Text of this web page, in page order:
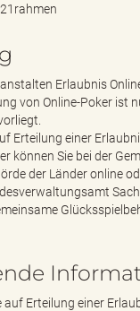
Erlaubnis
von Online-Poker ist
Erteilung einer
können Sie bei der
der Länder online
Erteilung einer